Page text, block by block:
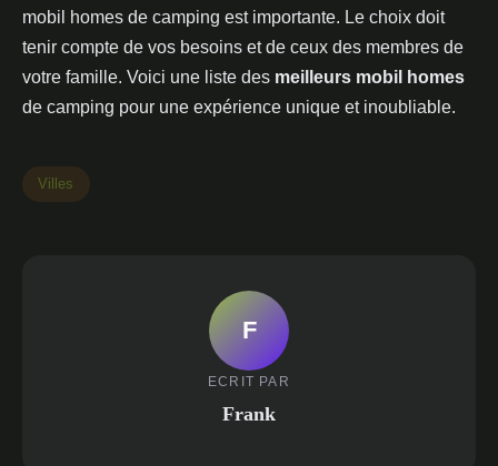
mobil homes de camping est importante. Le choix doit
tenir compte de vos besoins et de ceux des membres de
votre famille. Voici une liste des meilleurs mobil homes
de camping pour une expérience unique et inoubliable.
Villes
F
ECRIT PAR
Frank